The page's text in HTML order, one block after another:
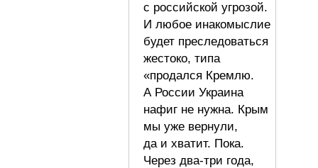
с российской угрозой.
И любое инакомыслие
будет преследоваться
жестоко, типа
«продался Кремлю.
А России Украина
нафиг не нужна. Крым
мы уже вернули,
да и хватит. Пока.
Через два-три года,